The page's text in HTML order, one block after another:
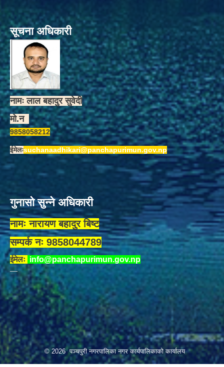
सूचना अधिकारी
नामः लाल बहादुर सुवेदी
मो.न
9858058212
ईमेलःsuchanaadhikari@panchapurimun.gov.np
गुनासो सुन्ने अधिकारी
नामः नारायण बहादुर बिष्ट
सम्पर्क नः 9858044789
ईमेलः info@panchapurimun.gov.np
© 2026 पञ्चपुरी नगरपालिका नगर कार्यपालिकाको कार्यालय